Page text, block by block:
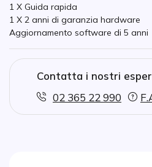
1 X Guida rapida
1 X 2 anni di garanzia hardware
Aggiornamento software di 5 anni
Contatta i nostri
02 365 22 990